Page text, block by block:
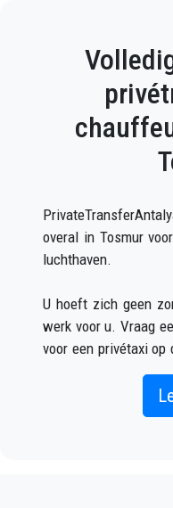
overal in Tosmur
luchthaven.
U hoeft zich geen
werk voor u. Vraag
voor een privétaxi op
Tosmur (wat zowel
zult een chauffeur
met uw naam op